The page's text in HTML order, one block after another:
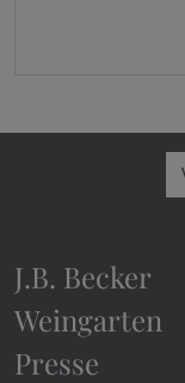
J.B. Becker
Weingarten
Presse